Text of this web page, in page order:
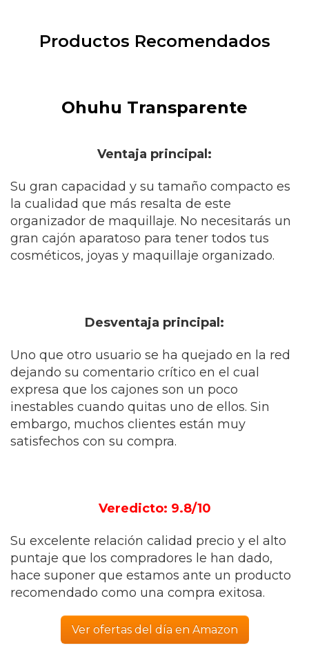
Productos Recomendados
Ohuhu Transparente
Ventaja principal:
Su gran capacidad y su tamaño compacto es
la cualidad que más resalta de este
organizador de maquillaje. No necesitarás un
gran cajón aparatoso para tener todos tus
cosméticos, joyas y maquillaje organizado.
Desventaja principal:
Uno que otro usuario se ha quejado en la red
dejando su comentario crítico en el cual
expresa que los cajones son un poco
inestables cuando quitas uno de ellos. Sin
embargo, muchos clientes están muy
satisfechos con su compra.
Veredicto: 9.8/10
Su excelente relación calidad precio y el alto
puntaje que los compradores le han dado,
hace suponer que estamos ante un producto
recomendado como una compra exitosa.
Ver ofertas del día en Amazon